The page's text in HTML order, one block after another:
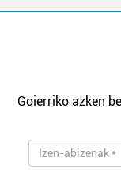
Goierriko azken